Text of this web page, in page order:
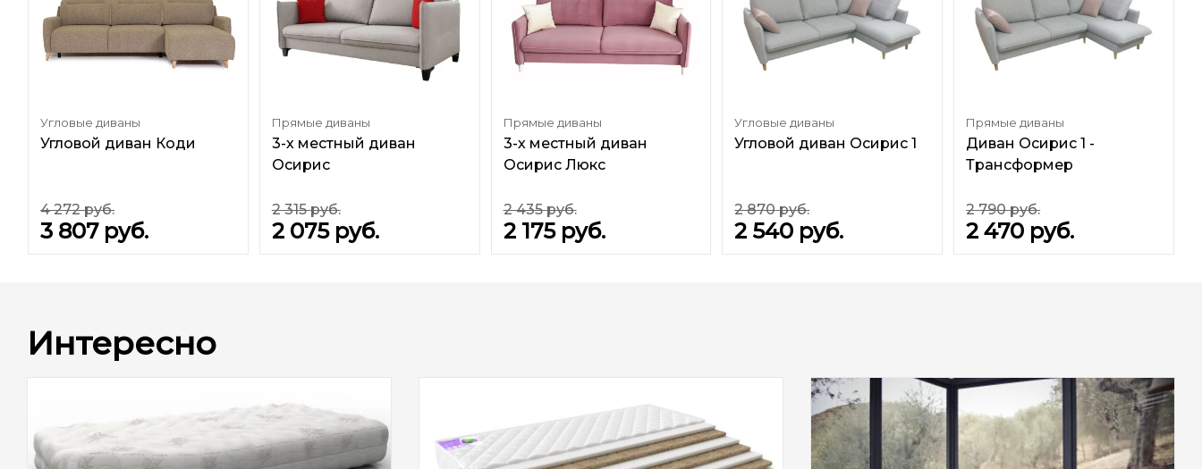
Угловые диваны
Угловой диван Коди
4 272 руб.
3 807 руб.
Прямые диваны
3-х местный диван
Осирис
2 315 руб.
2 075 руб.
Прямые диваны
3-х местный диван
Осирис Люкс
2 435 руб.
2 175 руб.
Угловые диваны
Угловой диван Осирис 1
2 870 руб.
2 540 руб.
Прямые диваны
Диван Осирис 1 -
Трансформер
2 790 руб.
2 470 руб.
Интересно